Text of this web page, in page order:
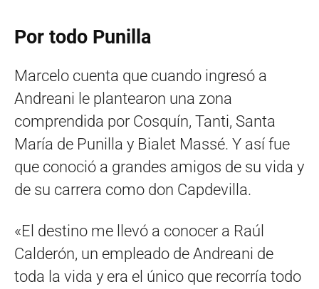
Por todo Punilla
Marcelo cuenta que cuando ingresó a
Andreani le plantearon una zona
comprendida por Cosquín, Tanti, Santa
María de Punilla y Bialet Massé. Y así fue
que conoció a grandes amigos de su vida y
de su carrera como don Capdevilla.
«El destino me llevó a conocer a Raúl
Calderón, un empleado de Andreani de
toda la vida y era el único que recorría todo